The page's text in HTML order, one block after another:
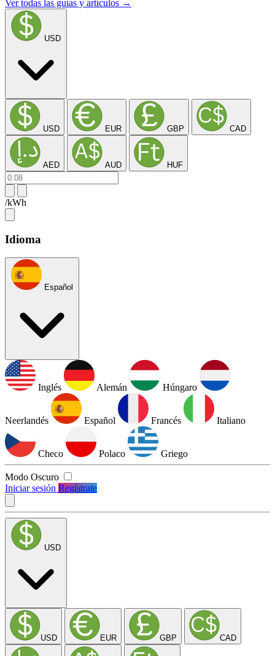
Ver todas las guías y artículos →
USD
USD EUR GBP CAD
AED AUD HUF
/kWh
Idioma
Español
Inglés Alemán Húngaro
Neerlandés Español Francés Italiano
Checo Polaco Griego
Modo Oscuro
Iniciar sesión Regístrate
USD
USD EUR GBP CAD